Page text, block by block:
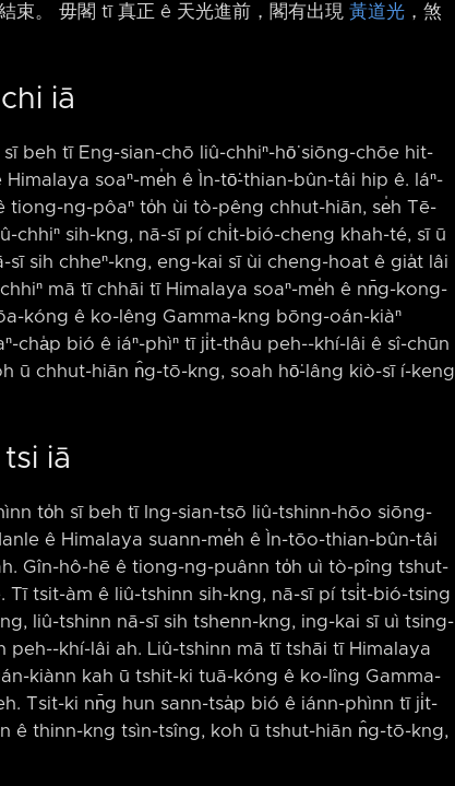
束。 毋閣 tī 真正 ê 天光進前，閣有出現 黃道光 ，煞
iā
beh tī Eng-sian-chō liû-chhiⁿ-hō͘ siōng-chōe hit-
soaⁿ-me̍h ê Ìn-tō͘-thian-bûn-tâi hip ê. Iáⁿ-
tiong-ng-pôaⁿ to̍h ùi tò-pêng chhut-hiān, se̍h Tē-
chhiⁿ sih-kng, nā-sī pí chi̍t-bió-cheng khah-té, sī ū
sih chheⁿ-kng, eng-kai sī ùi cheng-hoat ê gia̍t lâi
mā tī chhāi tī Himalaya soaⁿ-me̍h ê nn̄g-kong-
kóng ê ko-lêng Gamma-kng bōng-oán-kiàⁿ
cha̍p bió ê iáⁿ-phìⁿ tī ji̍t-thâu peh-⁠-khí-lâi ê sî-chūn
ū chhut-hiān n̂g-tō-kng, soah hō͘-lâng kiò-sī í-keng
iā
to̍h sī beh tī Ing-sian-tsō liû-tshinn-hōo siōng-
ê Himalaya suann-me̍h ê Ìn-tōo-thian-bûn-tâi
Gîn-hô-hē ê tiong-ng-puânn to̍h uì tò-pîng tshut-
Tī tsit-àm ê liû-tshinn sih-kng, nā-sī pí tsi̍t-bió-tsing
liû-tshinn nā-sī sih tshenn-kng, ing-kai sī uì tsing-
⁠-khí-lâi ah. Liû-tshinn mā tī tshāi tī Himalaya
kiànn kah ū tshit-ki tuā-kóng ê ko-lîng Gamma-
Tsit-ki nn̄g hun sann-tsa̍p bió ê iánn-phìnn tī ji̍t-
ê thinn-kng tsìn-tsîng, koh ū tshut-hiān n̂g-tō-kng,